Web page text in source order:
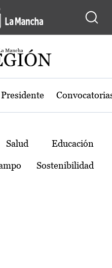
de Castilla-La
Salud Educación
Sostenibilidad